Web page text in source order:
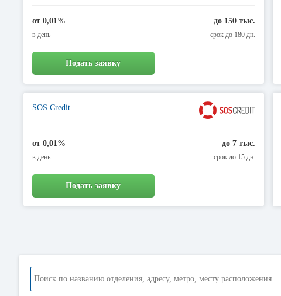
от 0,01%
в день
до 150 тыс.
срок до 180 дн.
Подать заявку
SOS Credit
от 0,01%
в день
до 7 тыс.
срок до 15 дн.
Подать заявку